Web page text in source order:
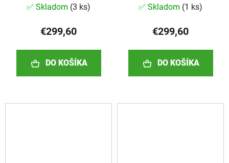
ANATOLIAN
✅ Skladom (3 ks)
€299,60
DO KOŠÍKA
✅ Skladom (1 ks)
€299,60
DO KOŠÍKA